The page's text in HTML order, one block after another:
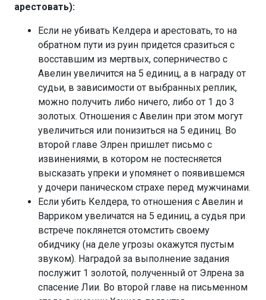
арестовать):
Если не убивать Келдера и арестовать, то на
обратном пути из руин придется сразиться с
восставшим из мертвых, соперничество с
Авелин увеличится на 5 единиц, а в награду от
судьи, в зависимости от выбранных реплик,
можно получить либо ничего, либо от 1 до 3
золотых. Отношения с Авелин при этом могут
увеличиться или понизиться на 5 единиц. Во
второй главе Элрен пришлет письмо с
извинениями, в котором не постесняется
высказать упреки и упомянет о появившемся
у дочери паническом страхе перед мужчинами.
Если убить Келдера, то отношения с Авелин и
Варриком увеличатся на 5 единиц, а судья при
встрече поклянется отомстить своему
обидчику (на деле угрозы окажутся пустым
звуком). Наградой за выполнение задания
послужит 1 золотой, полученный от Элрена за
спасение Лии. Во второй главе на письменном